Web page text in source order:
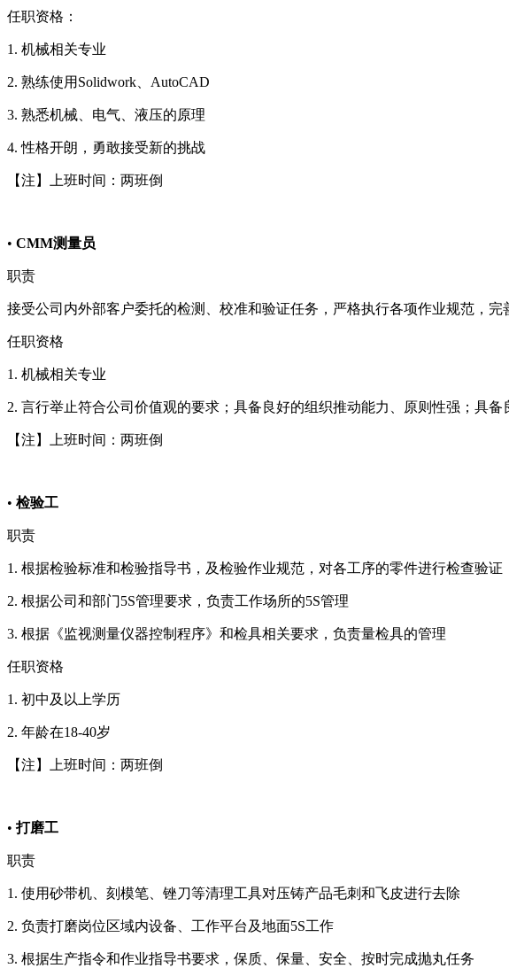
任职资格：
1. 机械相关专业
2. 熟练使用Solidwork、AutoCAD
3. 熟悉机械、电气、液压的原理
4. 性格开朗，勇敢接受新的挑战
【注】上班时间：两班倒
• CMM测量员
职责
接受公司内外部客户委托的检测、校准和验证任务，严格执行各项作业规范，
任职资格
1. 机械相关专业
2. 言行举止符合公司价值观的要求；具备良好的组织推动能力、原则性强；具
【注】上班时间：两班倒
• 检验工
职责
1. 根据检验标准和检验指导书，及检验作业规范，对各工序的零件进行检查验
2. 根据公司和部门5S管理要求，负责工作场所的5S管理
3. 根据《监视测量仪器控制程序》和检具相关要求，负责量检具的管理
任职资格
1. 初中及以上学历
2. 年龄在18-40岁
【注】上班时间：两班倒
•打磨工
职责
1. 使用砂带机、刻模笔、锉刀等清理工具对压铸产品毛刺和飞皮进行去除
2. 负责打磨岗位区域内设备、工作平台及地面5S工作
3. 根据生产指令和作业指导书要求，保质、保量、安全、按时完成抛丸任务